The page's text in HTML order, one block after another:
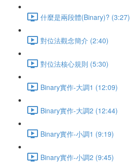
什麼是兩段體(Binary)? (3:27)
對位法觀念簡介 (2:40)
對位法核心規則 (5:30)
Binary實作-大調1 (12:09)
Binary實作-大調2 (12:44)
Binary實作-小調1 (9:19)
Binary實作-小調2 (9:45)